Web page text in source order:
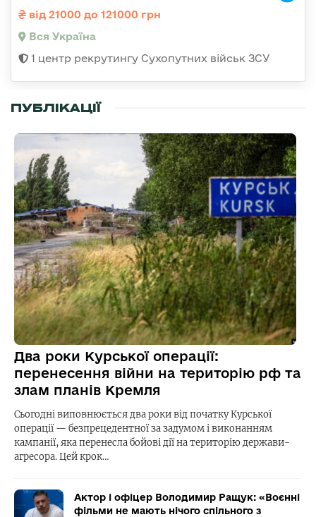
від 21000 до 121000 грн
Вся Україна
1 центр рекрутингу Сухопутних військ ЗСУ
ПУБЛІКАЦІЇ
Два роки Курської операції:
перенесення війни на територію рф та
злам планів Кремля
Сьогодні виповнюється два роки від початку Курської
операції — безпрецедентної за задумом і виконанням
кампанії, яка перенесла бойові дії на територію держави-
агресора. Цей крок…
Актор і офіцер Володимир Ращук: «Воєнні
фільми не мають нічого спільного з